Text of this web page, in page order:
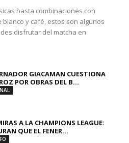
hasta combinaciones con
y café, estos son algunos
disfrutar del matcha en
GIACAMAN CUESTIONA
POR OBRAS DEL B...
A LA CHAMPIONS LEAGUE:
QUE EL FENER...